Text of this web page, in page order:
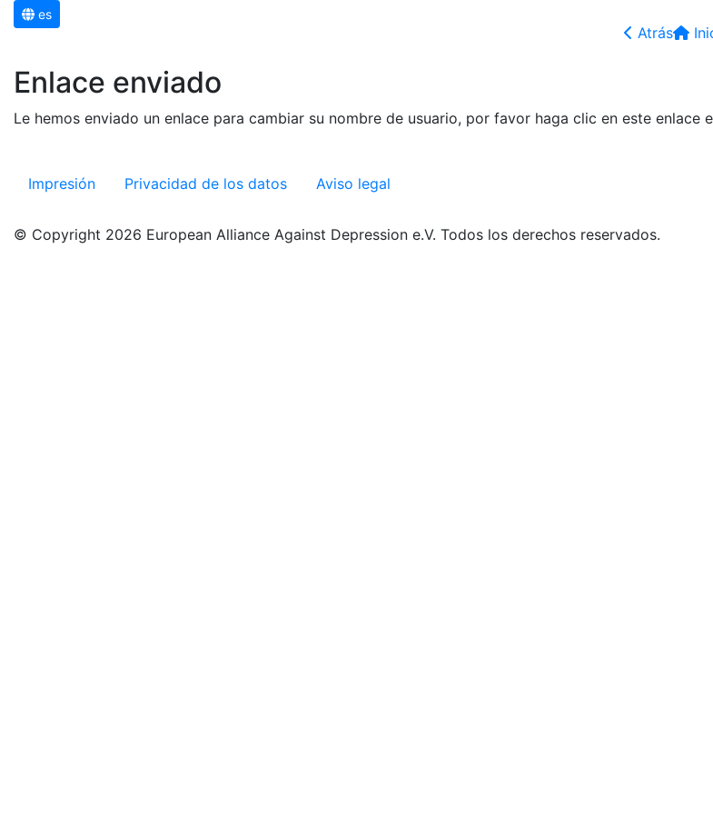
es
Atrás
Enlace enviado
Le hemos enviado un enlace para cambiar su nombre de usuario, por favor haga clic en este enlace
Impresión Privacidad de los datos Aviso legal
© Copyright 2026 European Alliance Against Depression e.V. Todos los derechos reservados.